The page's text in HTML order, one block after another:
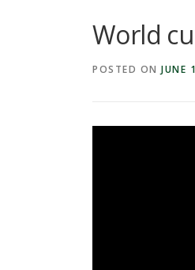
World
POSTED ON JUNE